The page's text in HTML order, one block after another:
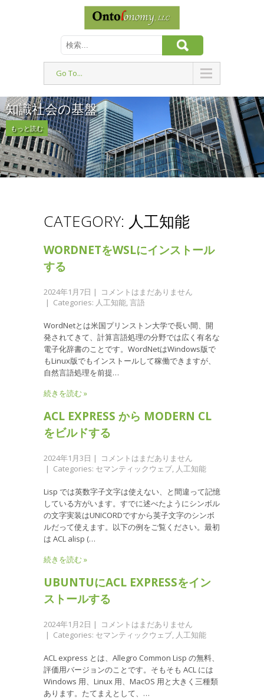
Go To...
知識社会の基盤
もっと読む
CATEGORY: 人工知能
WORDNETをWSLにインストール
する
2024年1月7日 |
コメントはまだありません
| Categories: 人工知能 言語
WordNetとは米国プリンストン大学で長い間、開
発されてきて、計算言語処理の分野では広く有名な
電子化辞書のことです。WordNetはWindows版で
もLinux版でもインストールして稼働できますが、
自然言語処理を前提…
続きを読む »
ACL EXPRESS から MODERN CL
をビルドする
2024年1月3日 |
コメントはまだありません
| Categories: セマンティックウェブ 人工知能
Lisp では英数字子文字は使えない、と間違って記憶
している方がいます。すでに述べたようにシンボル
の文字実装はUNICORDですから英子文字のシンボ
ルだって使えます。以下の例をご覧ください。最初
は ACL alisp (…
続きを読む »
UBUNTUにACL EXPRESSをイン
ストールする
2024年1月2日 |
コメントはまだありません
| Categories: セマンティックウェブ 人工知能
ACL express とは、Allegro Common Lisp の無料、
評価用バージョンのことです。そもそも ACL には
Windows 用、Linux 用、MacOS 用と大きく三種類
あります。たてまえとして、…